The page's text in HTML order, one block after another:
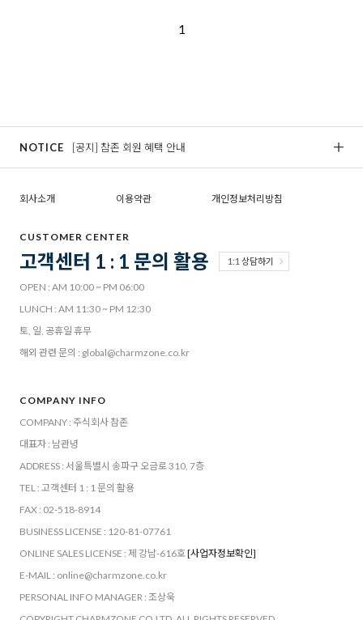
1
NOTICE [공지] 참존 회원 혜택 안내
회사소개 이용약관 개인정보처리방침
CUSTOMER CENTER
고객센터 1 : 1 문의 활용 1:1 상담하기
OPEN : AM 10:00 ~ PM 06:00
LUNCH : AM 11:30 ~ PM 12:30
토, 일, 공휴일 휴무
해외 관련 문의 : global@charmzone.co.kr
COMPANY INFO
COMPANY : 주식회사 참존
대표자 : 남관녕
ADDRESS : 서울특별시 송파구 오금로 310, 7층
TEL : 고객센터 1 : 1 문의 활용
FAX : 02-518-8914
BUSINESS LICENSE : 120-81-07761
ONLINE SALES LICENSE : 제 강남-616호[사업자정보확인]
E-MAIL : online@charmzone.co.kr
PERSONAL INFO MANAGER : 조상욱